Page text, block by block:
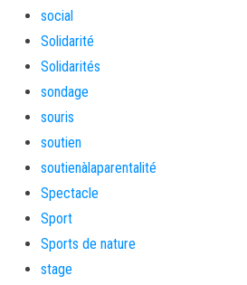
social
Solidarité
Solidarités
sondage
souris
soutien
soutienàlaparentalité
Spectacle
Sport
Sports de nature
stage